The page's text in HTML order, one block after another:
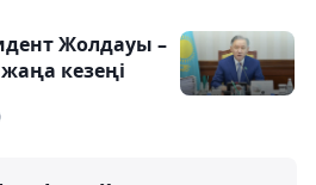
Жолдауы –
кезеңі